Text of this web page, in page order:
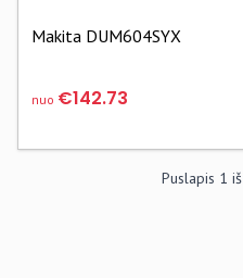
Makita DUM604SYX
nuo €142.73
Puslapis 1 iš